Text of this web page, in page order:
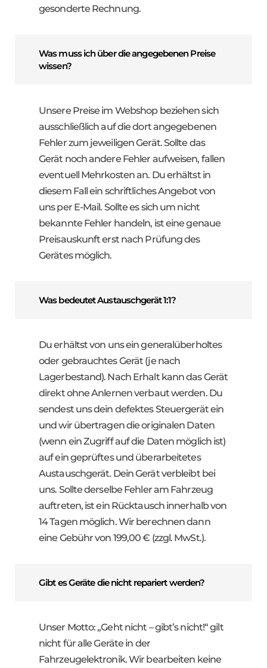
gesonderte Rechnung.
Was muss ich über die angegebenen Preise
wissen?
Unsere Preise im Webshop beziehen sich
ausschließlich auf die dort angegebenen
Fehler zum jeweiligen Gerät. Sollte das
Gerät noch andere Fehler aufweisen, fallen
eventuell Mehrkosten an. Du erhältst in
diesem Fall ein schriftliches Angebot von
uns per E-Mail. Sollte es sich um nicht
bekannte Fehler handeln, ist eine genaue
Preisauskunft erst nach Prüfung des
Gerätes möglich.
Was bedeutet Austauschgerät 1:1?
Du erhältst von uns ein generalüberholtes
oder gebrauchtes Gerät (je nach
Lagerbestand). Nach Erhalt kann das Gerät
direkt ohne Anlernen verbaut werden. Du
sendest uns dein defektes Steuergerät ein
und wir übertragen die originalen Daten
(wenn ein Zugriff auf die Daten möglich ist)
auf ein geprüftes und überarbeitetes
Austauschgerät. Dein Gerät verbleibt bei
uns. Sollte derselbe Fehler am Fahrzeug
auftreten, ist ein Rücktausch innerhalb von
14 Tagen möglich. Wir berechnen dann
eine Gebühr von 199,00 € (zzgl. MwSt.).
Gibt es Geräte die nicht repariert werden?
Unser Motto: „Geht nicht – gibt’s nicht!“ gilt
nicht für alle Geräte in der
Fahrzeugelektronik. Wir bearbeiten keine